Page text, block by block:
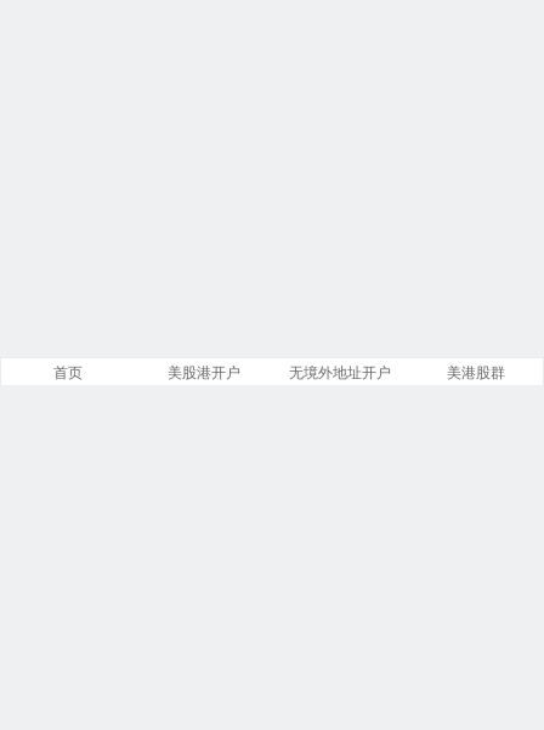
首页 美股港开户 无境外地址开户 美港股群